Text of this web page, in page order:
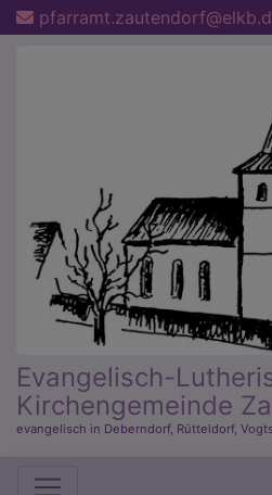
Direkt
zum
Evangelisch-
Kirchengemeinde
evangelisch in Deberndorf, Rütteldorf,
Hauptnavigation